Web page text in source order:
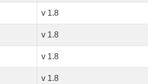
v 1.8
v 1.8
v 1.8
v 1.8